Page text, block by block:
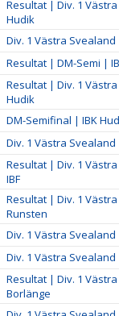
Resultat | Div. 1
Hudik
Div. 1 Västra Svealand
Resultat | DM-Semi |
Resultat | Div. 1
Hudik
DM-Semifinal | IBK
Div. 1 Västra
Resultat | Div. 1
IBF
Resultat | Div. 1
Runsten
Div. 1 Västra Svealand
Div. 1 Västra Svealand
Resultat | Div. 1
Borlänge